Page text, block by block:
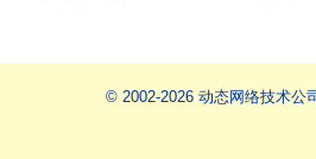
© 2002-2026 动态网络技术公